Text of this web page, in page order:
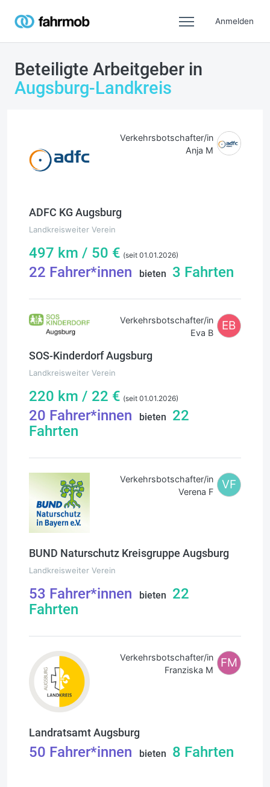
Anmelden
Beteiligte Arbeitgeber in
Augsburg-Landkreis
ADFC KG Augsburg
Landkreisweiter Verein
497 km / 50 € (seit 01.01.2026)
22 Fahrer*innen bieten 3 Fahrten
Verkehrsbotschafter/in
Anja M
SOS-Kinderdorf Augsburg
Landkreisweiter Verein
220 km / 22 € (seit 01.01.2026)
20 Fahrer*innen bieten
22
Fahrten
EB
Verkehrsbotschafter/in
Eva B
BUND Naturschutz Kreisgruppe Augsburg
Landkreisweiter Verein
53 Fahrer*innen bieten
22
Fahrten
VF
Verkehrsbotschafter/in
Verena F
Landratsamt Augsburg
50 Fahrer*innen bieten 8 Fahrten
FM
Verkehrsbotschafter/in
Franziska M